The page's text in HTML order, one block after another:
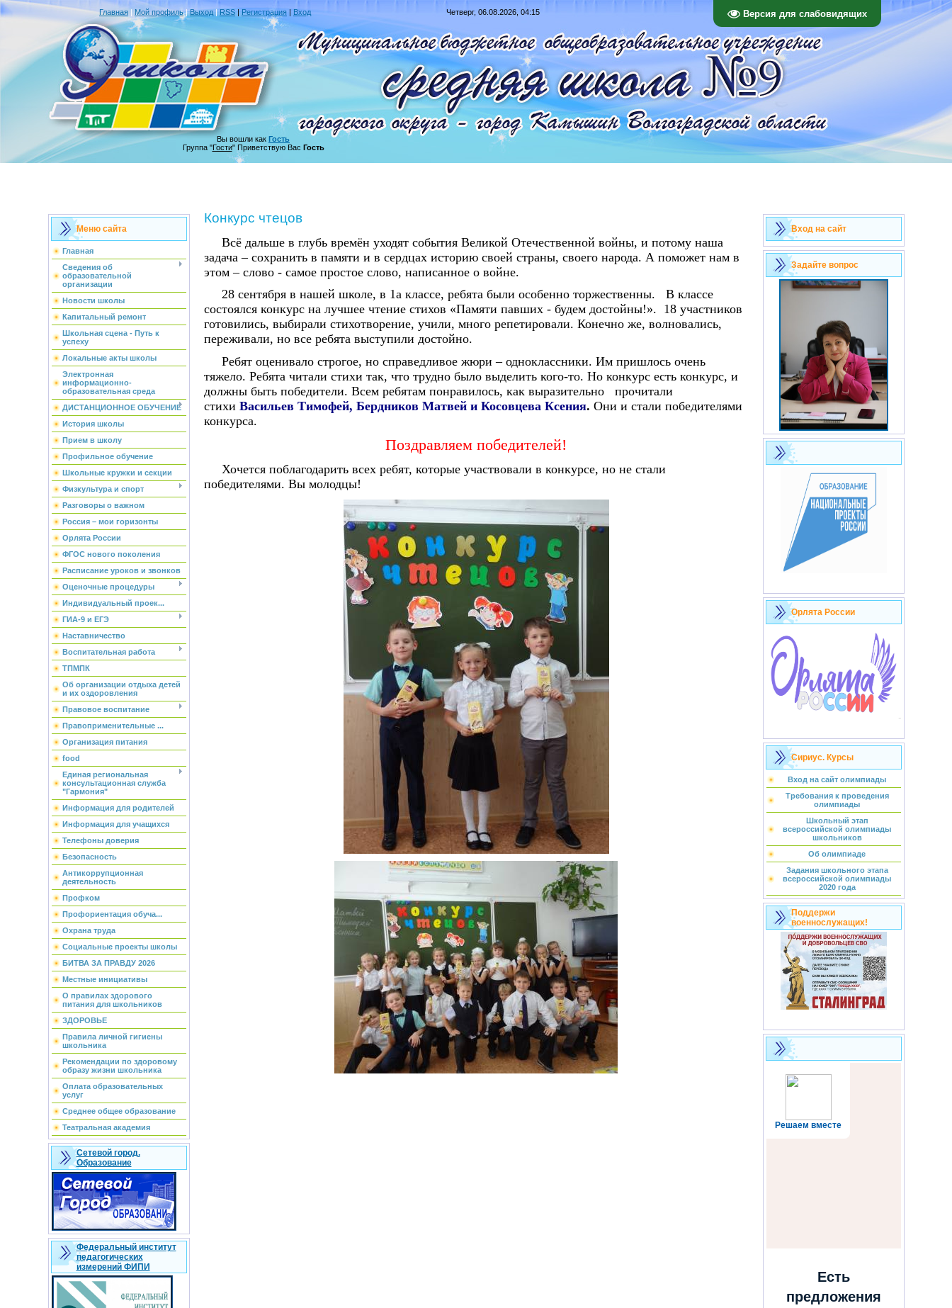
Версия для слабовидящих
Главная | Мой профиль|Выход| RSS| Регистрация | Вход Четверг, 06.08.2026, 04:15
Вы вошли как Гость
Группа "Гости" Приветствую Вас Гость
Меню сайта
Главная
Сведения об
образовательной
организации
Новости школы
Капитальный ремонт
Школьная сцена - Путь к
успеху
Локальные акты школы
Электронная
информационно-
образовательная среда
ДИСТАНЦИОННОЕ ОБУЧЕНИЕ
История школы
Прием в школу
Профильное обучение
Школьные кружки и секции
Физкультура и спорт
Разговоры о важном
Россия – мои горизонты
Орлята России
ФГОС нового поколения
Расписание уроков и звонков
Оценочные процедуры
Индивидуальный проек...
ГИА-9 и ЕГЭ
Наставничество
Воспитательная работа
ТПМПК
Об организации отдыха детей
и их оздоровления
Правовое воспитание
Правоприменительные ...
Организация питания
food
Единая региональная
консультационная служба
"Гармония"
Информация для родителей
Информация для учащихся
Телефоны доверия
Безопасность
Антикоррупционная
деятельность
Профком
Профориентация обуча...
Охрана труда
Социальные проекты школы
БИТВА ЗА ПРАВДУ 2026
Местные инициативы
О правилах здорового
питания для школьников
ЗДОРОВЬЕ
Правила личной гигиены
школьника
Рекомендации по здоровому
образу жизни школьника
Оплата образовательных
услуг
Среднее общее образование
Театральная академия
Сетевой город.
Образование
Федеральный институт
педагогических
измерений ФИПИ
Конкурс чтецов
Всё дальше в глубь времён уходят события Великой Отечественной войны, и потому наша
задача – сохранить в памяти и в сердцах историю своей страны, своего народа. А поможет нам в
этом – слово - самое простое слово, написанное о войне.
28 сентября в нашей школе, в 1а классе, ребята были особенно торжественны. В классе
состоялся конкурс на лучшее чтение стихов «Памяти павших - будем достойны!». 18 участников
готовились, выбирали стихотворение, учили, много репетировали. Конечно же, волновались,
переживали, но все ребята выступили достойно.
Ребят оценивало строгое, но справедливое жюри – одноклассники. Им пришлось очень
тяжело. Ребята читали стихи так, что трудно было выделить кого-то. Но конкурс есть конкурс, и
должны быть победители. Всем ребятам понравилось, как выразительно прочитали
стихи Васильев Тимофей, Бердников Матвей и Косовцева Ксения. Они и стали победителями
конкурса.
Поздравляем победителей!
Хочется поблагодарить всех ребят, которые участвовали в конкурсе, но не стали
победителями. Вы молодцы!
Вход на сайт
Задайте вопрос
Орлята России
Сириус. Курсы
Вход на сайт олимпиады
Требования к проведения
олимпиады
Школьный этап
всероссийской олимпиады
школьников
Об олимпиаде
Задания школьного этапа
всероссийской олимпиады
2020 года
Поддержи
военнослужащих!
Решаем вместе
Есть
предложения